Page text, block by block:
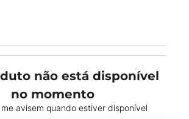
não está disponível
no momento
avisem quando estiver disponível